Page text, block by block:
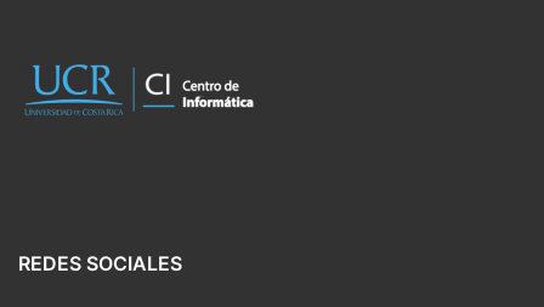
REDES SOCIALES